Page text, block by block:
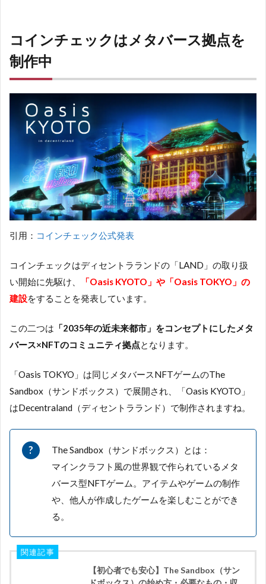
コインチェックはメタバース拠点を
制作中
引用： コインチェック公式発表
コインチェックはディセントラランドの「LAND」の取り扱
い開始に先駆け、
「Oasis KYOTO」や「Oasis TOKYO」の
建設をすることを発表しています。
この二つは 「2035年の近未来都市」をコンセプトにしたメタ
バース×NFTのコミュニティ拠点となります。
「Oasis TOKYO」は同じメタバースNFTゲームのThe
Sandbox（サンドボックス）で展開され、「Oasis KYOTO」
はDecentraland（ディセントラランド）で制作されますね。
The Sandbox（サンドボックス）とは：
マインクラフト風の世界観で作られているメタ
バース型NFTゲーム。アイテムやゲームの制作
や、他人が作成したゲームを楽しむことができ
る。
関連記事
【初心者でも安心】The Sandbox（サン